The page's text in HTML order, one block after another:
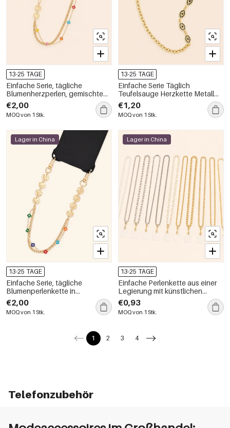
13-25 TAGE
Einfache Serie, tägliche
Blumenherzperlen, gemischte
Farben, Kette, Klee-Metall-
Telefonkette
€2,00
MOQ von 1 Stk.
13-25 TAGE
Einfache Serie Täglich
Teufelsauge Herzkette Metall
Handykette
€1,20
MOQ von 1 Stk.
Lager in China
13-25 TAGE
Einfache Serie, tägliche
Blumenperlenkette in
verschiedenen Farben, Klee-
Metall-Telefonkette
€2,00
MOQ von 1 Stk.
Lager in China
13-25 TAGE
Einfache Perlenkette aus einer
Legierung mit künstlichen
Perlen für den täglichen
Gebrauch
€0,93
MOQ von 1 Stk.
1 2 3 4
Telefonzubehör